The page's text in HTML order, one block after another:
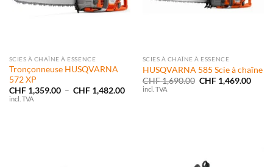
SCIES À CHAÎNE À ESSENCE
Tronçonneuse HUSQVARNA
572 XP
CHF1,359.00 – CHF1,482.00Plage
incl. TVA
SCIES À CHAÎNE À ESSENCE
HUSQVARNA 585 Scie à chaîne
CHF1,690.00 Le
CHF1,469.00Le
incl. TVA